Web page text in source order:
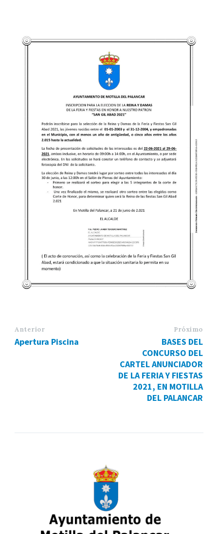
Anterior
Apertura Piscina
Próximo
BASES DEL
CONCURSO DEL
CARTEL ANUNCIADOR
DE LA FERIA Y FIESTAS
2021, EN MOTILLA
DEL PALANCAR